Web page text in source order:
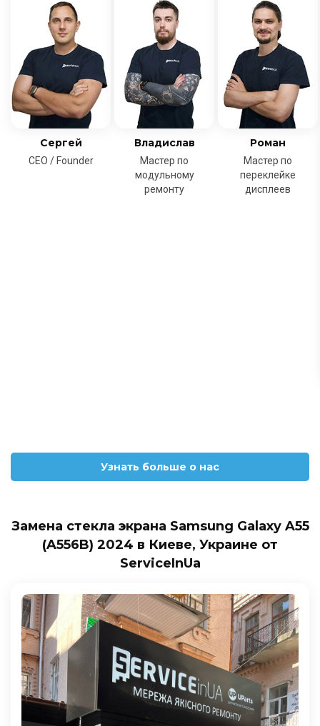
Сергей
CEO / Founder
Владислав
Мастер по
модульному
ремонту
Роман
Мастер по
переклейке
дисплеев
Узнать больше о нас
Замена стекла экрана Samsung Galaxy A55
(A556B) 2024 в Киеве, Украине от
ServiceInUa